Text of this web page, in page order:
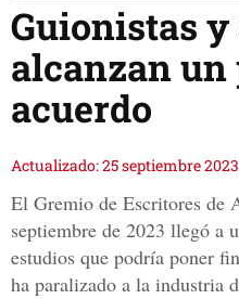
Guionistas
alcanzan
acuerdo
Actualizado: 25 septiembre 2023
El Gremio de Escritores de
septiembre de 2023 llegó a
estudios que podría poner
ha paralizado a la industria